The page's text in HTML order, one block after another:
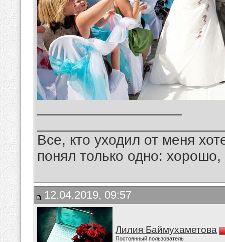
Все, кто уходил от меня
понял только одно:
12.04.2019, 09:57
Лилия Баймухаметова
Постоянный пользователь